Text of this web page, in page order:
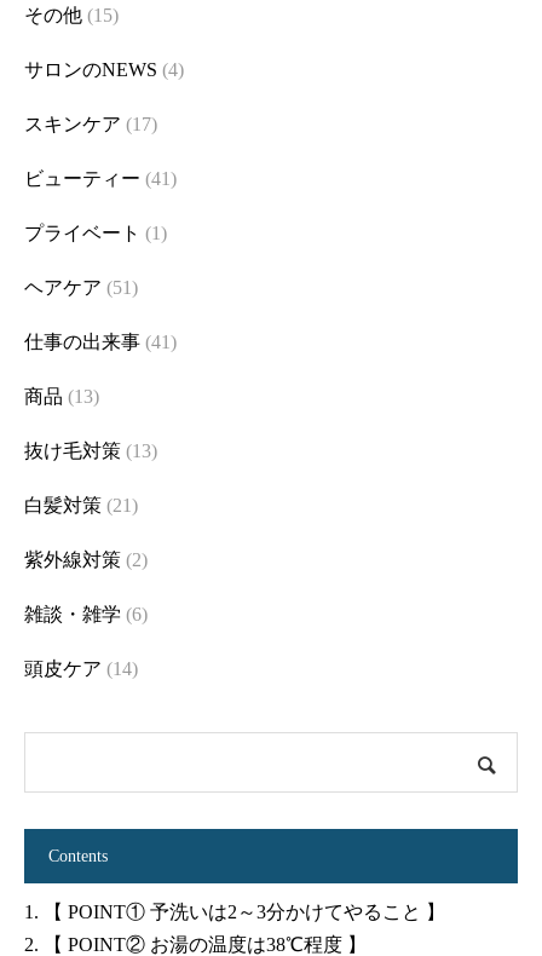
その他 (15)
サロンのNEWS (4)
スキンケア (17)
ビューティー (41)
プライベート (1)
ヘアケア (51)
仕事の出来事 (41)
商品 (13)
抜け毛対策 (13)
白髪対策 (21)
紫外線対策 (2)
雑談・雑学 (6)
頭皮ケア (14)
Contents
1. 【 POINT① 予洗いは2～3分かけてやること 】
2. 【 POINT② お湯の温度は38℃程度 】